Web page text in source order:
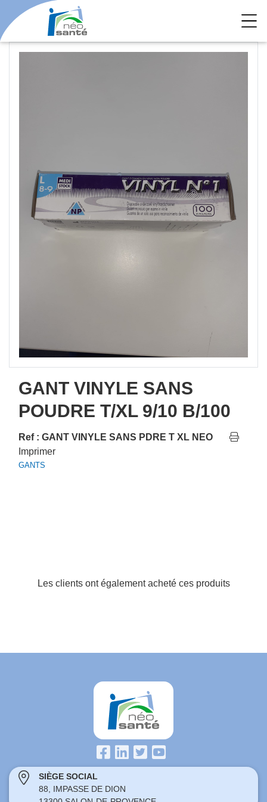
GANT VINYLE SANS
POUDRE T/XL 9/10 B/100
Ref : GANT VINYLE SANS PDRE T XL NEO
Imprimer
GANTS
Les clients ont également acheté ces produits
SIÈGE SOCIAL
88, IMPASSE DE DION